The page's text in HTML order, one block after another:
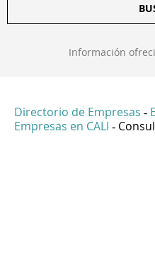
Información
Directorio de Empresas -
Empresas en CALI -